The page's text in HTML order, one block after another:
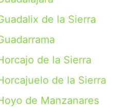
de la Sierra
de la Sierra
de la Sierra
de Manzanares